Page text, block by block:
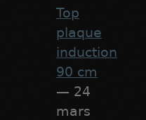
Top
plaque
induction
90 cm
— 24
mars